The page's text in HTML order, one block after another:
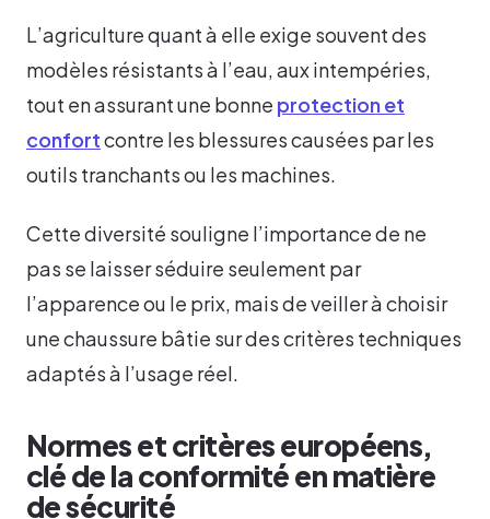
L’agriculture quant à elle exige souvent des
modèles résistants à l’eau, aux intempéries,
tout en assurant une bonne protection et
confortcontre les blessures causées par les
outils tranchants ou les machines.
Cette diversité souligne l’importance de ne
pas se laisser séduire seulement par
l’apparence ou le prix, mais de veiller à choisir
une chaussure bâtie sur des critères techniques
adaptés à l’usage réel.
Normes et critères européens,
clé de la conformité en matière
de sécurité